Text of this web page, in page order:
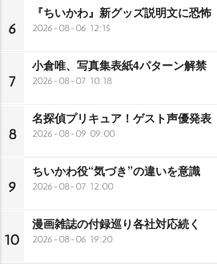
6
『ちいかわ』新グッズ説明文に恐怖
2026-08-06 12:15
7
小倉唯、写真集表紙4パターン解禁
2026-08-07 10:18
8
名探偵プリキュア！ゲスト声優発表
2026-08-09 09:00
9
ちいかわ役“気づき”の違いを意識
2026-08-07 12:00
10
漫画雑誌の付録巡り各社対応続く
2026-08-06 19:20